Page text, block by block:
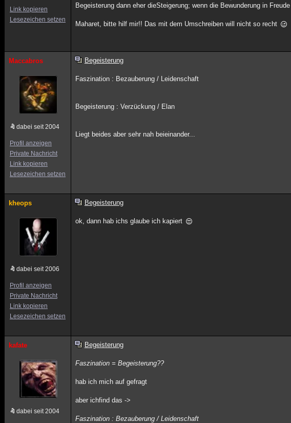
Link kopieren
Lesezeichen setzen
Begeisterung dann eher dieSteigerung; wenn die Bewunderung in
Maharet, bitte hilf mir!! Das mit dem Umschreiben will nicht so recht
Maccabros
dabei seit 2004
Profil anzeigen
Private Nachricht
Link kopieren
Lesezeichen setzen
Begeisterung
Faszination : Bezauberung / Leidenschaft
Begeisterung : Verzückung / Elan
Liegt beides aber sehr nah beieinander...
kheops
dabei seit 2006
Profil anzeigen
Private Nachricht
Link kopieren
Lesezeichen setzen
Begeisterung
ok, dann hab ichs glaube ich kapiert
kafate
dabei seit 2004
Begeisterung
Faszination = Begeisterung??
hab ich mich auf gefragt
aber ichfind das ->
Faszination : Bezauberung / Leidenschaft